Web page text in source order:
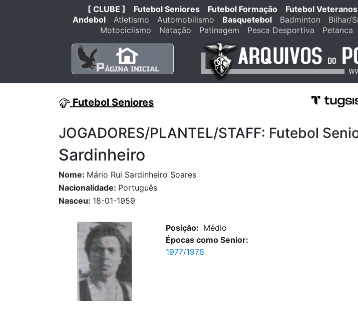
[ CLUBE ] Futebol Seniores Futebol Formação Futebol Veteranos
Andebol
Atletismo Automobilismo Basquetebol Badminton Bilhar/
Motociclismo
Natação Patinagem Pesca Desportiva Petanca
Futebol Seniores
JOGADORES/PLANTEL/STAFF: Futebol
Sardinheiro
Nome: Mário Rui Sardinheiro Soares
Nacionalidade: Português
Nasceu: 18-01-1959
Posição: Médio
Épocas como Senior:
1977/1978